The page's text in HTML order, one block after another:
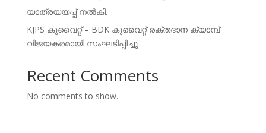
യാത്രയയപ്പ് നൽകി.
KJPS കുവൈറ്റ് – BDK കുവൈറ്റ് രക്തദാന ക്യാമ്പ്
വിജയകരമായി സംഘടിപ്പിച്ചു
Recent Comments
No comments to show.